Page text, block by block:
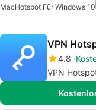
MacHotspot Für Windows 10
VPN
4.8
VPN